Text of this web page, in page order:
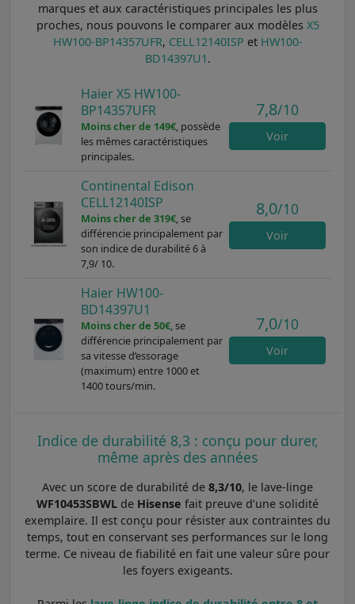
marques et aux caractéristiques principales les plus
proches, nous pouvons le comparer aux modèles X5
HW100-BP14357UFR, CELL12140ISP et HW100-
BD14397U1 .
Haier X5 HW100-
BP14357UFR
Moins cher de 149€, possède
les mêmes caractéristiques
principales.
7,8/10
Voir
Continental Edison
CELL12140ISP
Moins cher de 319€, se
différencie principalement par
son indice de durabilité 6 à
7,9/ 10.
8,0/10
Voir
Haier HW100-
BD14397U1
Moins cher de 50€, se
différencie principalement par
sa vitesse d’essorage
(maximum) entre 1000 et
1400 tours/min.
7,0/10
Voir
Indice de durabilité 8,3 : conçu pour durer,
même après des années
Avec un score de durabilité de 8,3/10, le lave-linge
WF10453SBWL de Hisense fait preuve d’une solidité
exemplaire. Il est conçu pour résister aux contraintes du
temps, tout en conservant ses performances sur le long
terme. Ce niveau de fiabilité en fait une valeur sûre pour
les foyers exigeants.